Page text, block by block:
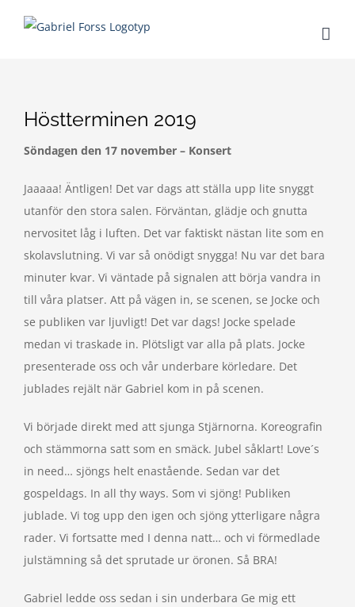
Höstterminen 2019
Söndagen den 17 november – Konsert
Jaaaaa! Äntligen! Det var dags att ställa upp lite snyggt
utanför den stora salen. Förväntan, glädje och gnutta
nervositet låg i luften. Det var faktiskt nästan lite som en
skolavslutning. Vi var så onödigt snygga! Nu var det bara
minuter kvar. Vi väntade på signalen att börja vandra in
till våra platser. Att på vägen in, se scenen, se Jocke och
se publiken var ljuvligt! Det var dags! Jocke spelade
medan vi traskade in. Plötsligt var alla på plats. Jocke
presenterade oss och vår underbare körledare. Det
jublades rejält när Gabriel kom in på scenen.
Vi började direkt med att sjunga Stjärnorna. Koreografin
och stämmorna satt som en smäck. Jubel såklart! Love´s
in need… sjöngs helt enastående. Sedan var det
gospeldags. In all thy ways. Som vi sjöng! Publiken
jublade. Vi tog upp den igen och sjöng ytterligare några
rader. Vi fortsatte med I denna natt… och vi förmedlade
julstämning så det sprutade ur öronen. Så BRA!
Gabriel ledde oss sedan i sin underbara Ge mig ett